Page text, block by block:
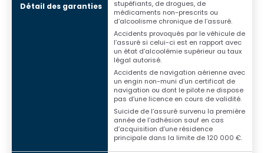
stupéfiants, de drogues, de
médicaments non-prescrits ou
d’alcoolisme chronique de l’assuré.
Accidents provoqués par le véhicule de
l’assuré si celui-ci est en rapport avec
un état d’alcoolémie supérieur au taux
légal autorisé.
Accidents de navigation aérienne avec
un engin non-muni d’un certificat de
navigation ou dont le pilote ne dispose
pas d’une licence en cours de validité.
Suicide de l’assuré survenu la première
année de l’adhésion sauf en cas
d’acquisition d’une résidence
principale dans la limite de 120 000 €.